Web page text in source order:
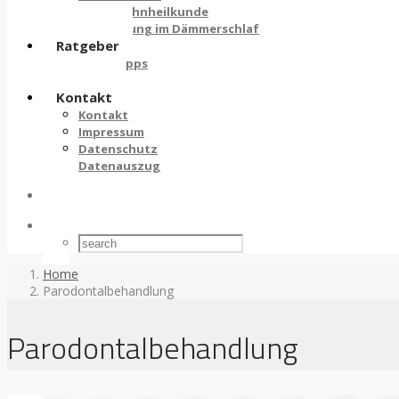
Kinderzahnheilkunde
Behandlung im Dämmerschlaf
Ratgeber
Pflegetipps
Kontakt
Kontakt
Impressum
Datenschutz
Datenauszug
Home
Parodontalbehandlung
Parodontalbehandlung